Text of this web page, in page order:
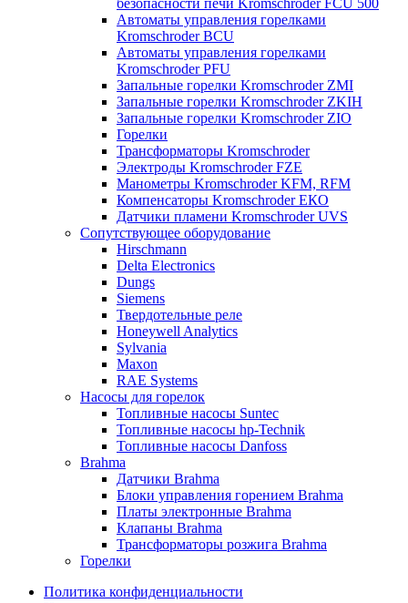
безопасности печи Kromschroder FCU 500
Автоматы управления горелками
Kromschroder BCU
Автоматы управления горелками
Kromschroder PFU
Запальные горелки Kromschroder ZМI
Запальные горелки Kromschroder ZKIH
Запальные горелки Kromschroder ZIO
Горелки
Трансформаторы Kromschroder
Электроды Kromschroder FZE
Манометры Kromschroder KFM, RFM
Компенсаторы Kromschroder ЕКО
Датчики пламени Kromschroder UVS
Сопутствующее оборудование
Hirschmann
Delta Electronics
Dungs
Siemens
Твердотельные реле
Honeywell Analytics
Sylvania
Maxon
RAE Systems
Насосы для горелок
Топливные насосы Suntec
Топливные насосы hp-Technik
Топливные насосы Danfoss
Brahma
Датчики Brahma
Блоки управления горением Brahma
Платы электронные Brahma
Клапаны Brahma
Трансформаторы розжига Brahma
Горелки
Политика конфиденциальности